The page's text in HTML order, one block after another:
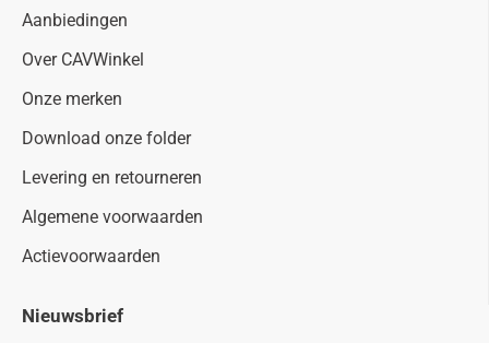
Aanbiedingen
Over CAVWinkel
Onze merken
Download onze folder
Levering en retourneren
Algemene voorwaarden
Actievoorwaarden
Nieuwsbrief